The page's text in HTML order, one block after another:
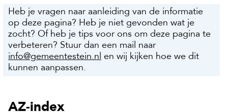
Heb je vragen naar aanleiding van de informatie
op deze pagina? Heb je niet gevonden wat je
zocht? Of heb je tips voor ons om deze pagina te
verbeteren? Stuur dan een mail naar
info@gemeentestein.nl
en wij kijken hoe we dit
kunnen aanpassen.
AZ-index